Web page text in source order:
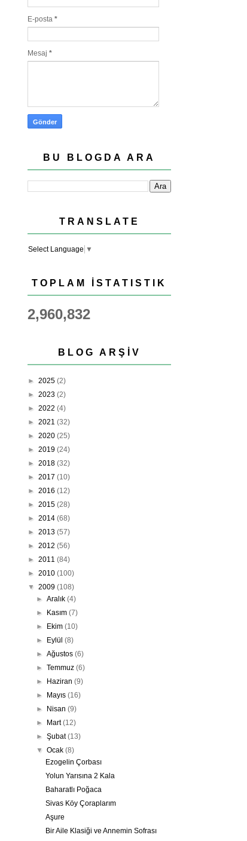
E-posta *
Mesaj *
BU BLOGDA ARA
TRANSLATE
Select Language ▼
TOPLAM İSTATISTIK
2,960,832
BLOG ARŞIV
► 2025 (2)
► 2023 (2)
► 2022 (4)
► 2021 (32)
► 2020 (25)
► 2019 (24)
► 2018 (32)
► 2017 (10)
► 2016 (12)
► 2015 (28)
► 2014 (68)
► 2013 (57)
► 2012 (56)
► 2011 (84)
► 2010 (100)
▼ 2009 (108)
►Aralık(4)
► Kasım(7)
► Ekim(10)
► Eylül(8)
►Ağustos(6)
►Temmuz(6)
► Haziran(9)
► Mayıs(16)
► Nisan(9)
► Mart(12)
►Şubat(13)
▼Ocak(8)
Ezogelin Çorbası
Yolun Yarısına 2 Kala
Baharatlı Poğaca
Sivas Köy Çoraplarım
Aşure
Bir Aile Klasiği ve Annemin Sofrası